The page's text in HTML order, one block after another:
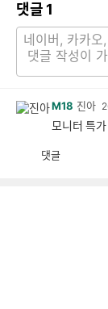
댓글 1
M18 진아
모니터 특
댓글